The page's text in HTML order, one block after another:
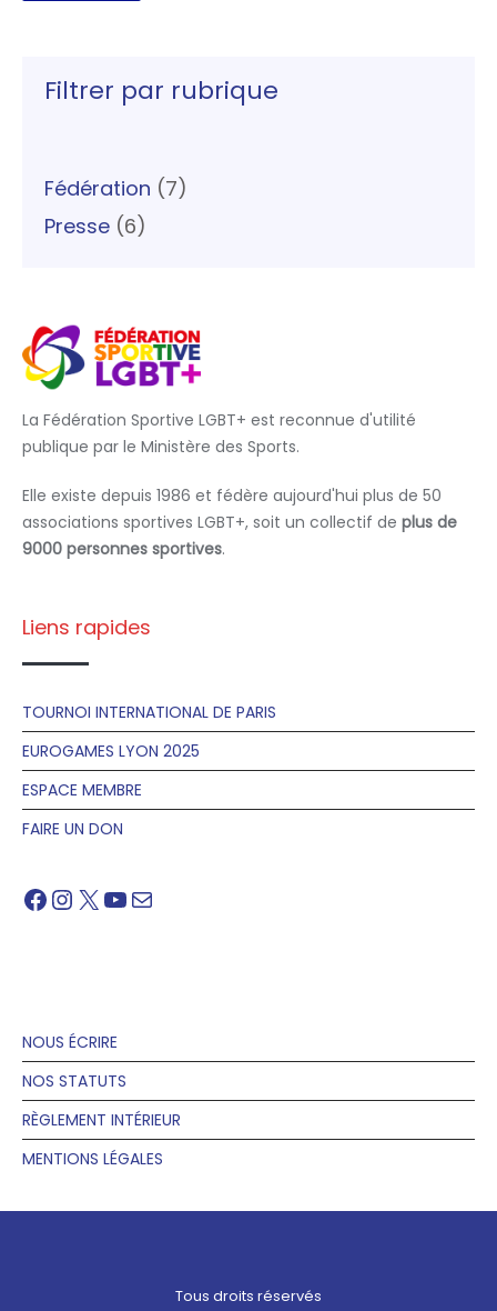
Filtrer par rubrique
Fédération (7)
Presse (6)
La Fédération Sportive LGBT+ est reconnue d'utilité
publique par le Ministère des Sports.
Elle existe depuis 1986 et fédère aujourd'hui plus de 50
associations sportives LGBT+, soit un collectif de plus de
9000 personnes sportives.
Liens rapides
TOURNOI INTERNATIONAL DE PARIS
EUROGAMES LYON 2025
ESPACE MEMBRE
FAIRE UN DON
Facebook
Instagram
X YouTube
NOUS ÉCRIRE
NOS STATUTS
RÈGLEMENT INTÉRIEUR
MENTIONS LÉGALES
Tous droits réservés